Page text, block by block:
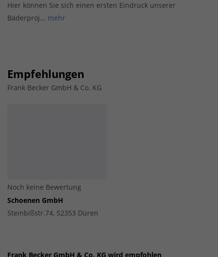
Hier können Sie sich einen ersten Eindruck unserer
Bäderproj... mehr
Empfehlungen
Frank Becker GmbH & Co. KG
Noch keine Bewertung
Schoenen GmbH
Steinbißstr.74, 52353 Düren
Frank Becker GmbH & Co. KG wird empfohlen